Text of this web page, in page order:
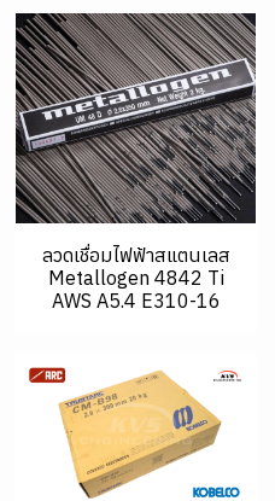
ลวดเชื่อมไฟฟ้าสแตนเลส
Metallogen 4842 Ti
AWS A5.4 E310-16